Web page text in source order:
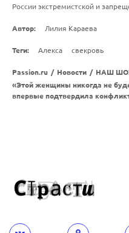
России экстремистской и
Автор: Лилия Караева
Теги: Алекса свекровь
Passion.ru / Новости / НАШ
«Этой женщины никогда не
впервые подтвердила